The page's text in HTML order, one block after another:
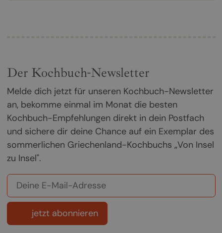
Der Kochbuch-Newsletter
Melde dich jetzt für unseren Kochbuch-Newsletter
an, bekomme einmal im Monat die besten
Kochbuch-Empfehlungen direkt in dein Postfach
und sichere dir deine Chance auf ein Exemplar des
sommerlichen Griechenland-Kochbuchs „Von Insel
zu Insel".
jetzt abonnieren